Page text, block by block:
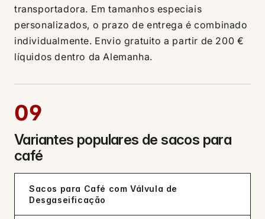
transportadora. Em tamanhos especiais
personalizados, o prazo de entrega é combinado
individualmente. Envio gratuito a partir de 200 €
líquidos dentro da Alemanha.
09
Variantes populares de sacos para
café
Sacos para Café com Válvula de
Desgaseificação